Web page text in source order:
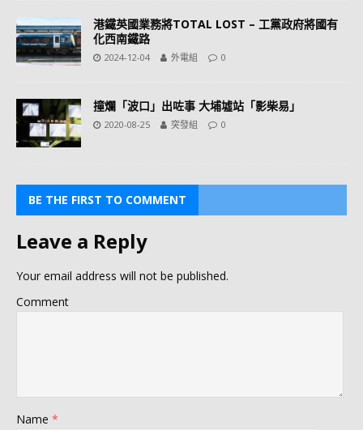
港鐵英國業務將TOTAL LOST – 工黨政府將國有
化西南鐵路
2024-12-04 外電組 0
撞爛「波口」出咗事 大埔墟站「影柴易」
2020-08-25 突發組 0
BE THE FIRST TO COMMENT
Leave a Reply
Your email address will not be published.
Comment
Name *